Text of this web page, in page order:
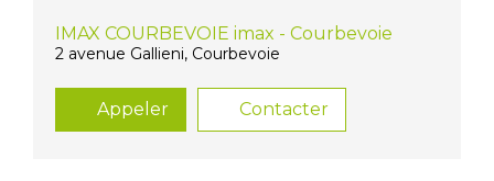
IMAX COURBEVOIE imax - Courbevoie
2 avenue Gallieni, Courbevoie
Appeler Contacter